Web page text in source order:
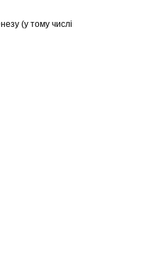
(у тому числі